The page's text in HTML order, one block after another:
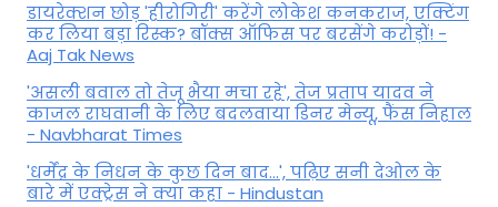
डायरेक्शन छोड़ 'हीरोगिरी' करेंगे लोकेश कनकराज, एक्टिंग
कर लिया बड़ा रिस्क? बॉक्स ऑफिस पर बरसेंगे करोड़ों! -
Aaj Tak News
'असली बवाल तो तेजू भैया मचा रहे', तेज प्रताप यादव ने
काजल राघवानी के लिए बदलवाया डिनर मेन्यू, फैंस न‍िहाल
- Navbharat Times
'धर्मेंद्र के निधन के कुछ दिन बाद...', पढ़िए सनी देओल के
बारे में एक्ट्रेस ने क्या कहा - Hindustan